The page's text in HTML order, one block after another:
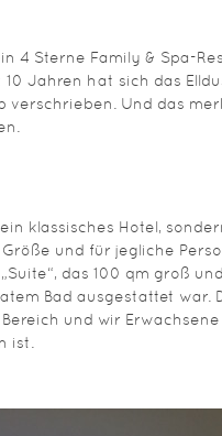
4 Sterne Family & Spa-
Jahren hat sich das
verschrieben. Und das
klassisches Hotel,
und für jegliche
das 100 qm groß
Bad ausgestattet war.
und wir
ist.